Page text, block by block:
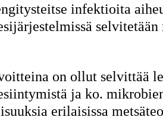
infektioita
selvitetään
on ollut selvittää
ja ko.
erilaisissa